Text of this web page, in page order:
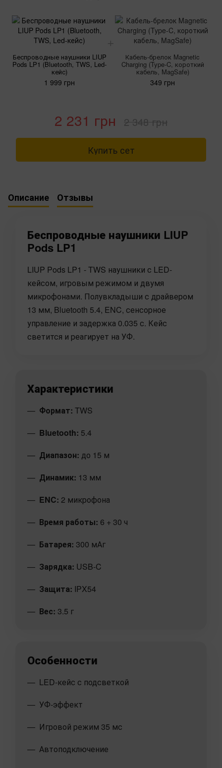
Беспроводные наушники LIUP
Pods LP1 (Bluetooth, TWS, Led-
кейс)
1 999 грн
Кабель-брелок Magnetic
Charging (Type-C, короткий
кабель, MagSafe)
349 грн
2 231 грн 2 348 грн
Купить сет
Описание Отзывы
Беспроводные наушники LIUP
Pods LP1
LIUP Pods LP1 - TWS наушники с LED-
кейсом, игровым режимом и двумя
микрофонами. Полувкладыши с драйвером
13 мм, Bluetooth 5.4, ENC, сенсорное
управление и задержка 0.035 с. Кейс
светится и реагирует на УФ.
Характеристики
Формат: TWS
Bluetooth: 5.4
Диапазон: до 15 м
Динамик: 13 мм
ENC: 2 микрофона
Время работы: 6 + 30 ч
Батарея: 300 мАг
Зарядка: USB-C
Защита: IPX54
Вес: 3.5 г
Особенности
LED-кейс с подсветкой
УФ-эффект
Игровой режим 35 мс
Автоподключение